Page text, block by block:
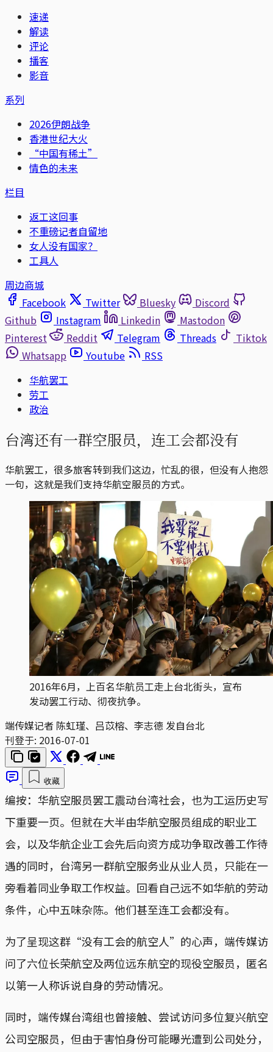
速递
解读
评论
播客
影音
系列
2026伊朗战争
香港世纪大火
“中国有稀土”
情色的未来
栏目
返工这回事
不重磅记者自留地
女人没有国家？
工具人
周边商城
Facebook
Twitter Bluesky
Discord
Github
Instagram Linkedin
Mastodon
Pinterest
Reddit Telegram Threads
Tiktok
Whatsapp
Youtube
RSS
华航罢工
劳工
政治
台湾还有一群空服员，连工会都没有
华航罢工，很多旅客转到我们这边，忙乱的很，但没有人抱怨
一句，这就是我们支持华航空服员的方式。
2016年6月，上百名华航员工走上台北街头，宣布
发动罢工行动、彻夜抗争。
端传媒记者 陈虹瑾、吕苡榕、李志德 发自台北
刊登于: 2016-07-01
收藏
编按：华航空服员罢工震动台湾社会，也为工运历史写
下重要一页。但就在大半由华航空服员组成的职业工
会，以及华航企业工会先后向资方成功争取改善工作待
遇的同时，台湾另一群航空服务业从业人员，只能在一
旁看着同业争取工作权益。回看自己远不如华航的劳动
条件，心中五味杂陈。他们甚至连工会都没有。
为了呈现这群“没有工会的航空人”的心声，端传媒访
问了六位长荣航空及两位远东航空的现役空服员，匿名
以第一人称诉说自身的劳动情况。
同时，端传媒台湾组也曾接触、尝试访问多位复兴航空
公司空服员，但由于害怕身份可能曝光遭到公司处分，